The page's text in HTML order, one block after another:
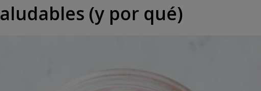
(y por qué)